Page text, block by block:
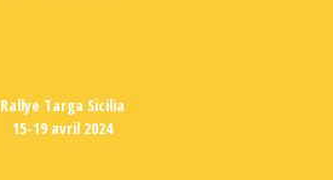
Rallye Targa Sicilia
15-19 avril 2024